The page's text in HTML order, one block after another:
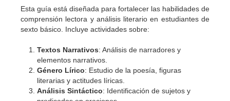
Esta guía está diseñada para fortalecer las habilidades de
comprensión lectora y análisis literario en estudiantes de
sexto básico. Incluye actividades sobre:
Textos Narrativos: Análisis de narradores y
elementos narrativos.
Género Lírico: Estudio de la poesía, figuras
literarias y actitudes líricas.
Análisis Sintáctico: Identificación de sujetos y